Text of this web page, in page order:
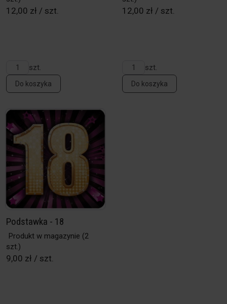
12,00 zł / szt.
szt.
Do koszyka
12,00 zł / szt.
szt.
Do koszyka
Podstawka - 18
Produkt w magazynie (2
szt.)
9,00 zł / szt.